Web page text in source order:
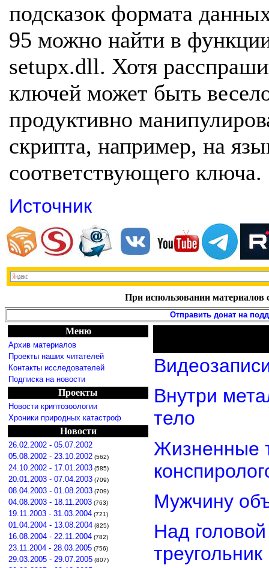
подсказок формата
95 можно найти в
setupx.dll. Хотя
ключей может быть
продуктивно
скрипта, например, на
соответствующего ключа.
Источник
При использовании материалов
Отправить донат на
Меню
Архив материалов
Проекты наших читателей
Контакты исследователей
Подписка на новости
Проекты
Новости криптозоологии
Хроники природных катастроф
Новости
26.02.2002 - 05.07.2002
05.08.2002 - 23.10.2002 (562)
24.10.2002 - 17.01.2003 (585)
20.01.2003 - 07.04.2003 (709)
08.04.2003 - 01.08.2003 (709)
04.08.2003 - 18.11.2003 (763)
19.11.2003 - 31.03.2004 (721)
01.04.2004 - 13.08.2004 (825)
16.08.2004 - 22.11.2004 (782)
23.11.2004 - 28.03.2005 (756)
29.03.2005 - 29.07.2005 (807)
Внутри
тело
Жизненные
Мужчину
Над
треугольник